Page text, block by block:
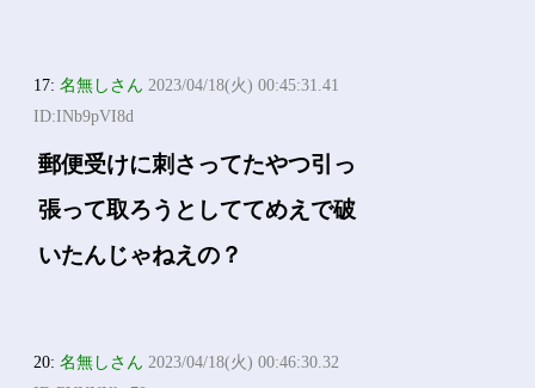
17:名無しさん 2023/04/18(火) 00:45:31.41
ID:INb9pVI8d
郵便受けに刺さってたやつ引っ
張って取ろうとしててめえで破
いたんじゃねえの？
20:名無しさん 2023/04/18(火) 00:46:30.32